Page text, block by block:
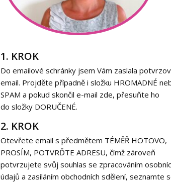
1. KROK
Do emailové schránky jsem Vám zaslala
email. Projděte případně i složku HROMADNÉ
SPAM a pokud skončil e-mail zde, přesuňte ho
do složky DORUČENÉ.
2. KROK
Otevřete email s předmětem TÉMĚŘ HOTOVO,
PROSÍM, POTVRĎTE ADRESU, čímž zároveň
potvrzujete svůj souhlas se zpracováním
údajů a zasíláním obchodních sdělení, seznamte